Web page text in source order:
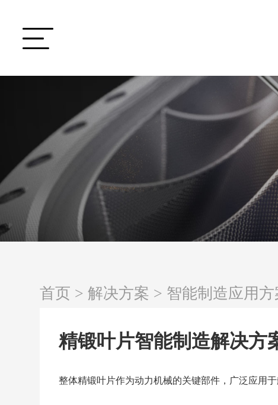
首页 >解决方案 > 智能制造应用方
精锻叶片智能制造解决方
整体精锻叶片作为动力机械的关键部件，广泛应用